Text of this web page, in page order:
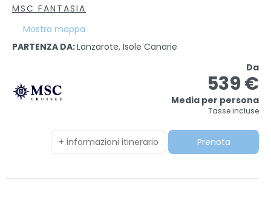
MSC FANTASIA
Mostra mappa
PARTENZA DA:Lanzarote, Isole Canarie
Da
539 €
Media per persona
Tasse incluse
+ informazioni itinerario Prenota